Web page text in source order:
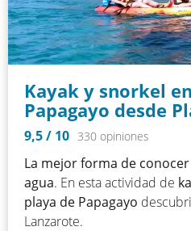
Kayak y snorkel
Papagayo desde
9,5/ 10 330 opiniones
La mejor forma de
agua. En esta actividad de
playa de Papagayo
Lanzarote.